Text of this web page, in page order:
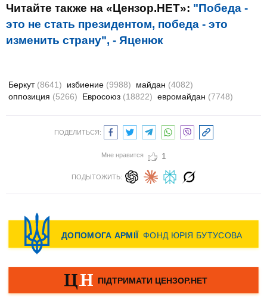
Читайте также на «Цензор.НЕТ»: "Победа -
это не стать президентом, победа - это
изменить страну", - Яценюк
Беркут (8641) избиение (9988) майдан (4082)
оппозиция (5266) Евросоюз (18822) евромайдан (7748)
ПОДЕЛИТЬСЯ:
Мне нравится 1
ПОДЫТОЖИТЬ: